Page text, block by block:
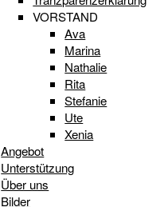
VORSTAND
Ava
Marina
Nathalie
Rita
Stefanie
Ute
Xenia
Angebot
Unterstützung
Über uns
Bilder